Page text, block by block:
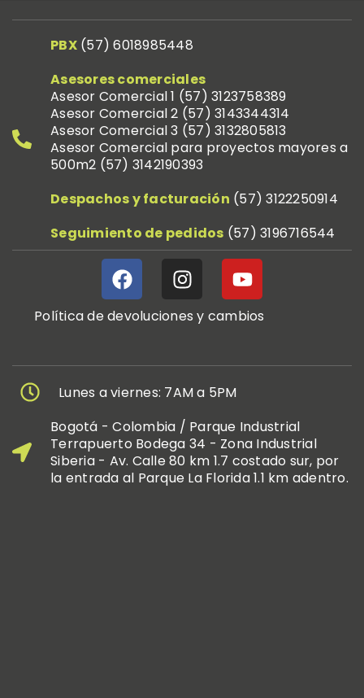
PBX (57)6018985448
Asesores comerciales
Asesor Comercial 1 (57) 3123758389
Asesor Comercial 2 (57) 3143344314
Asesor Comercial 3 (57) 3132805813
Asesor Comercial para proyectos mayores a
500m2 (57) 3142190393
Despachos y facturación (57) 3122250914
Seguimiento de pedidos (57) 3196716544
Política de devoluciones y cambios
Lunes a viernes: 7AM a 5PM
Bogotá - Colombia / Parque Industrial
Terrapuerto Bodega 34 - Zona Industrial
Siberia - Av. Calle 80 km 1.7 costado sur, por
la entrada al Parque La Florida 1.1 km adentro.